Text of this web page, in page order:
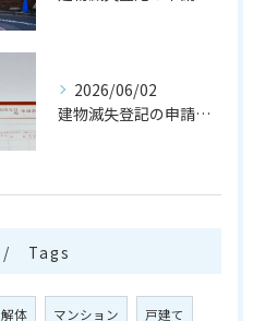
2026/06/02
建物滅失登記の申請を行う注意点
Tags
解体 マンション 戸建て